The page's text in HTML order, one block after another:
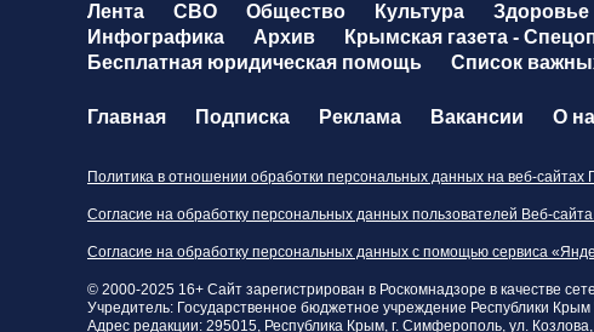
Лента СВО Общество Культура Здоровье
Инфографика
Архив Крымская газета -
Бесплатная юридическая помощь
Список
Главная Подписка Реклама Вакансии О
Политика в отношении обработки персональных данных на веб-сайтах
Согласие на обработку персональных данных пользователей Веб-
Согласие на обработку персональных данных с помощью сервиса
© 2000-2025 16+ Сайт зарегистрирован в Роскомнадзоре в качестве
Учредитель: Государственное бюджетное учреждение Республики
Адрес редакции: 295015, Республика Крым, г. Симферополь, ул.